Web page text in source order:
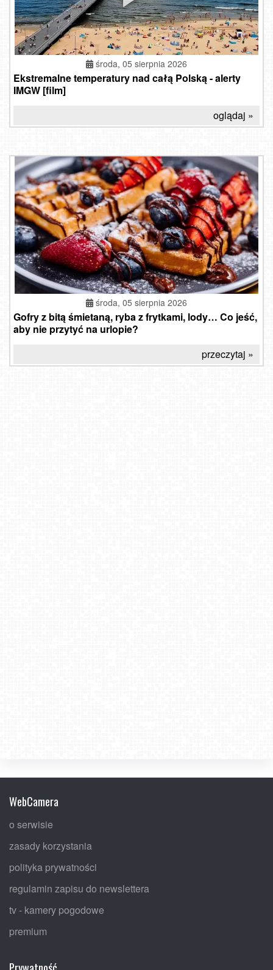
środa, 05 sierpnia 2026
Ekstremalne temperatury nad całą Polską - alerty
IMGW [film]
oglądaj »
środa, 05 sierpnia 2026
Gofry z bitą śmietaną, ryba z frytkami, lody… Co jeść,
aby nie przytyć na urlopie?
przeczytaj »
WebCamera
o serwisie
zasady korzystania
polityka prywatności
regulamin zapisu do newslettera
tv - kamery pogodowe
premium